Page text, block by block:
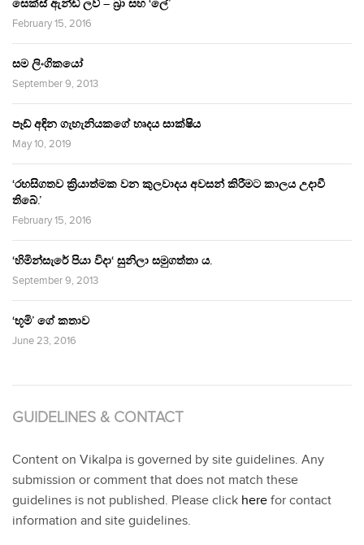
සෙක්ස් ඇන්ඩ් ලව් – බ්‍රා සහ ‘ලේ’
February 15, 2016
සම ලිංගිකයෝ
September 9, 2013
පෑඩ් අඳින ගැහැනියකගේ හෘදය සාක්ෂිය
May 10, 2019
‘රහසිගතව ක්‍රියාත්මක වන කුලවාදය අවසන් කිරීමට කාලය උදාවී
තිබේ.’
February 15, 2016
‘හිමින්සැරේ පියා විදා‘ සුනිලා සමුගත්තා ය.
September 9, 2013
‘භූමි’ ගේ කතාව
June 23, 2016
GUIDELINES & CONTACT
Content on Vikalpa is governed by site guidelines. Any
submission or comment that does not match these
guidelines is not published. Please click here for contact
information and site guidelines.